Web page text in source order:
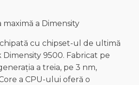
a Dimensity
cu chipset-ul de ultimă
9500. Fabricat pe
a treia, pe 3 nm,
a CPU-ului oferă o